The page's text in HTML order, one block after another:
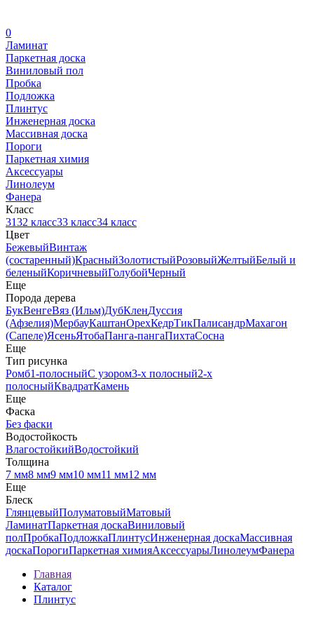
0
Ламинат
Паркетная доска
Виниловый пол
Пробка
Подложка
Плинтус
Инженерная доска
Массивная доска
Пороги
Паркетная химия
Аксессуары
Линолеум
Фанера
Класс
3132 класс33 класс34 класс
Цвет
БежевыйВинтаж
(состаренный)КрасныйЗолотистыйРозовыйЖелтыйБелый и
беленыйКоричневыйГолубойЧерный
Еще
Порода дерева
БукВенгеВяз (Ильм)ДубКленДуссия
(Афзелия)МербауКаштанОрехКедрТикПалисандрМахагон
(Сапеле)ЯсеньЯтобаПанга-пангаПихтаСосна
Еще
Тип рисунка
Ромб1-полосныйС узором3-х полосный2-х
полосныйКвадратКамень
Еще
Фаска
Без фаски
Водостойкость
ВлагостойкийВодостойкий
Толщина
7 мм8 мм9 мм10 мм11 мм12 мм
Еще
Блеск
ГлянцевыйПолуматовыйМатовый
ЛаминатПаркетная доскаВиниловый
полПробкаПодложкаПлинтусИнженерная доскаМассивная
доскаПорогиПаркетная химияАксессуарыЛинолеумФанера
Главная
Каталог
Плинтус